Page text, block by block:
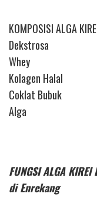
KOMPOSISI ALGA
Dekstrosa
Whey
Kolagen Halal
Coklat Bubuk
Alga
FUNGSI ALGA
di Enrekang